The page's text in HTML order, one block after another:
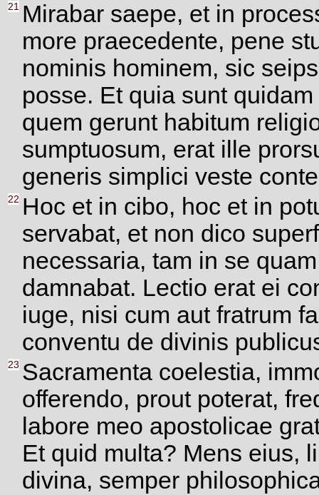
21 Mirabar saepe, et in
more praecedente, pene
nominis hominem, sic
posse. Et quia sunt
quem gerunt habitum
sumptuosum, erat ille
generis simplici veste
22 Hoc et in cibo, hoc et in
servabat, et non dico
necessaria, tam in se
damnabat. Lectio erat ei
iuge, nisi cum aut fratrum
conventu de divinis
23 Sacramenta coelestia,
offerendo, prout poterat,
labore meo apostolicae
Et quid multa? Mens eius,
divina, semper